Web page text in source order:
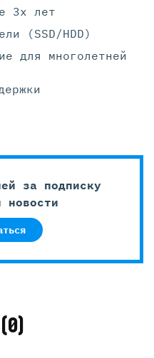
3х лет
(SSD/HDD)
для многолетней
за подписку
новости
(0)